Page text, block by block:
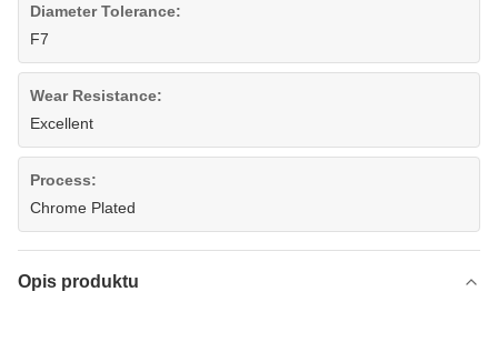
Diameter Tolerance:
F7
Wear Resistance:
Excellent
Process:
Chrome Plated
Opis produktu